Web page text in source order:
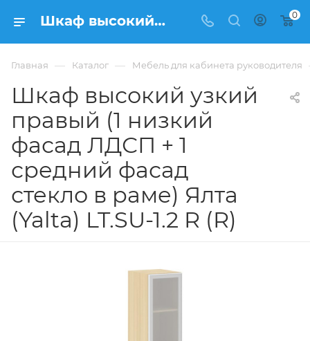
Шкаф высокий узкий правый (1 низкий фасад ЛДСП + 1 средний фасад стекло в раме) Ялта (Yalta) LT.SU-1.2 R (R) купить в Москве, цена 20 003 ₽. - интернет-магазин ФРАНКОМ 0
Главная — Каталог — Мебель для кабинета руководителя
Шкаф высокий узкий
правый (1 низкий
фасад ЛДСП + 1
средний фасад
стекло в раме) Ялта
(Yalta) LT.SU-1.2 R (R)